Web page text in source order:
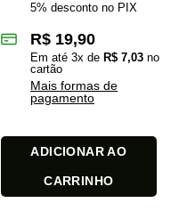
5% desconto no PIX
R$ 19,90
Em até 3x de R$ 7,03 no
cartão
Mais formas de
pagamento
ADICIONAR AO
CARRINHO